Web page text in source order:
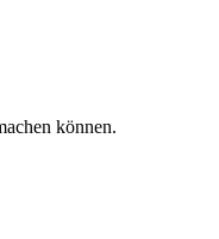
können.